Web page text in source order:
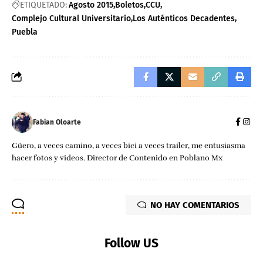
ETIQUETADO:Agosto 2015 BoletosCCU
Complejo Cultural Universitario Los Auténticos Decadentes
Puebla
Fabian Oloarte
Güero, a veces camino, a veces bici a veces trailer, me entusiasma
hacer fotos y videos. Director de Contenido en Poblano Mx
NO HAY COMENTARIOS
Follow US